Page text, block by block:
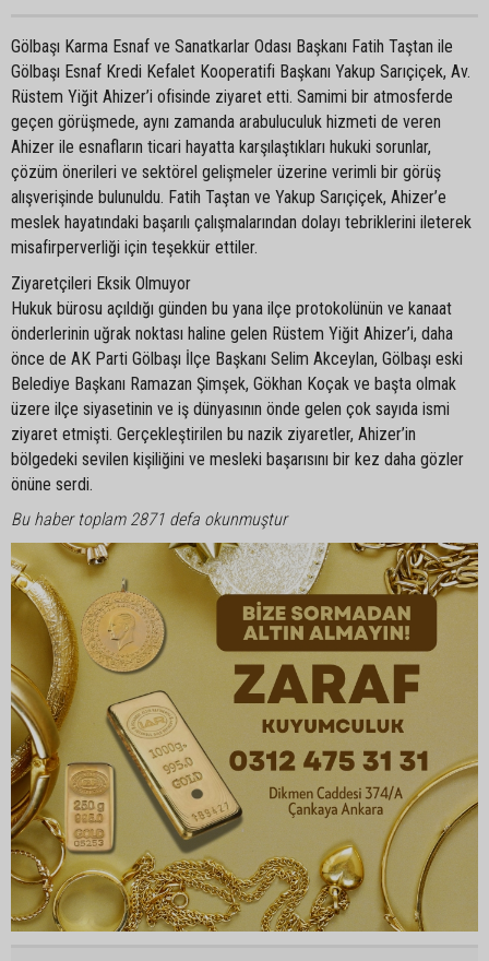
Gölbaşı Karma Esnaf ve Sanatkarlar Odası Başkanı Fatih Taştan ile
Gölbaşı Esnaf Kredi Kefalet Kooperatifi Başkanı Yakup Sarıçiçek, Av.
Rüstem Yiğit Ahizer’i ofisinde ziyaret etti. Samimi bir atmosferde
geçen görüşmede, aynı zamanda arabuluculuk hizmeti de veren
Ahizer ile esnafların ticari hayatta karşılaştıkları hukuki sorunlar,
çözüm önerileri ve sektörel gelişmeler üzerine verimli bir görüş
alışverişinde bulunuldu. Fatih Taştan ve Yakup Sarıçiçek, Ahizer’e
meslek hayatındaki başarılı çalışmalarından dolayı tebriklerini ileterek
misafirperverliği için teşekkür ettiler.
Ziyaretçileri Eksik Olmuyor
Hukuk bürosu açıldığı günden bu yana ilçe protokolünün ve kanaat
önderlerinin uğrak noktası haline gelen Rüstem Yiğit Ahizer’i, daha
önce de AK Parti Gölbaşı İlçe Başkanı Selim Akceylan, Gölbaşı eski
Belediye Başkanı Ramazan Şimşek, Gökhan Koçak ve başta olmak
üzere ilçe siyasetinin ve iş dünyasının önde gelen çok sayıda ismi
ziyaret etmişti. Gerçekleştirilen bu nazik ziyaretler, Ahizer’in
bölgedeki sevilen kişiliğini ve mesleki başarısını bir kez daha gözler
önüne serdi.
Bu haber toplam 2871 defa okunmuştur